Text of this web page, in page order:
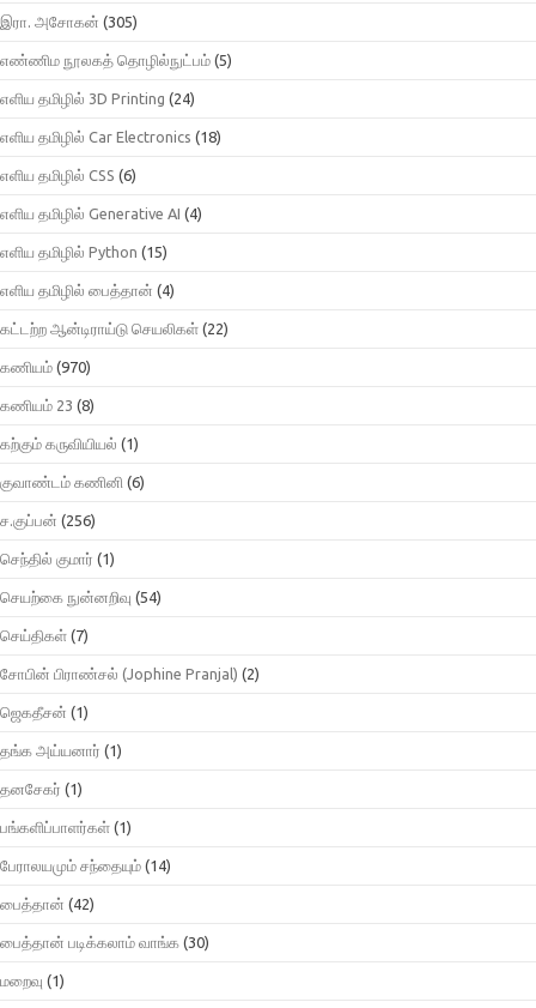
இரா. அசோகன் (305)
எண்ணிம நூலகத் தொழில்நுட்பம் (5)
எளிய தமிழில் 3D Printing (24)
எளிய தமிழில் Car Electronics (18)
எளிய தமிழில் CSS (6)
எளிய தமிழில் Generative AI (4)
எளிய தமிழில் Python (15)
எளிய தமிழில் பைத்தான் (4)
கட்டற்ற ஆன்டிராய்டு செயலிகள் (22)
கணியம் (970)
கணியம் 23 (8)
கற்கும் கருவியியல் (1)
குவாண்டம் கணினி (6)
ச.குப்பன் (256)
செந்தில் குமார் (1)
செயற்கை நுன்னறிவு (54)
செய்திகள் (7)
சோபின் பிராண்சல் (Jophine Pranjal) (2)
ஜெகதீசன் (1)
தங்க அய்யனார் (1)
தனசேகர் (1)
பங்களிப்பாளர்கள் (1)
பேராலயமும் சந்தையும் (14)
பைத்தான் (42)
பைத்தான் படிக்கலாம் வாங்க (30)
மறைவு (1)